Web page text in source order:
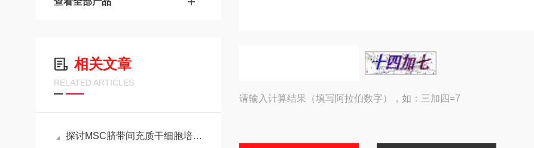
相关文章
RELATED ARTICLES
探讨MSC脐带间充质干细胞培养基的应用与发展
请输入计算结果（填写阿拉伯数字），如：三加四=7